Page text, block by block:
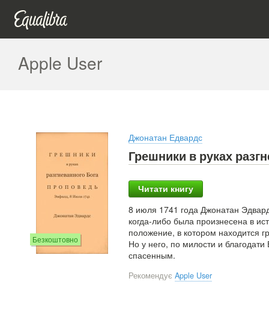
Apple User
Безкоштовно
Джонатан Едвардс
Грешники в руках
Читати книгу
8 июля 1741 года Джонатан
когда-либо была произнесена в
положение, в котором находится
Но у него, по милости и
спасенным.
Рекомендує Apple User